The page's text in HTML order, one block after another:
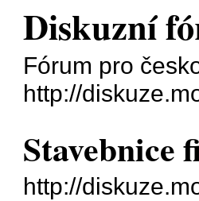
Diskuzní
Fórum pro
http://
http://